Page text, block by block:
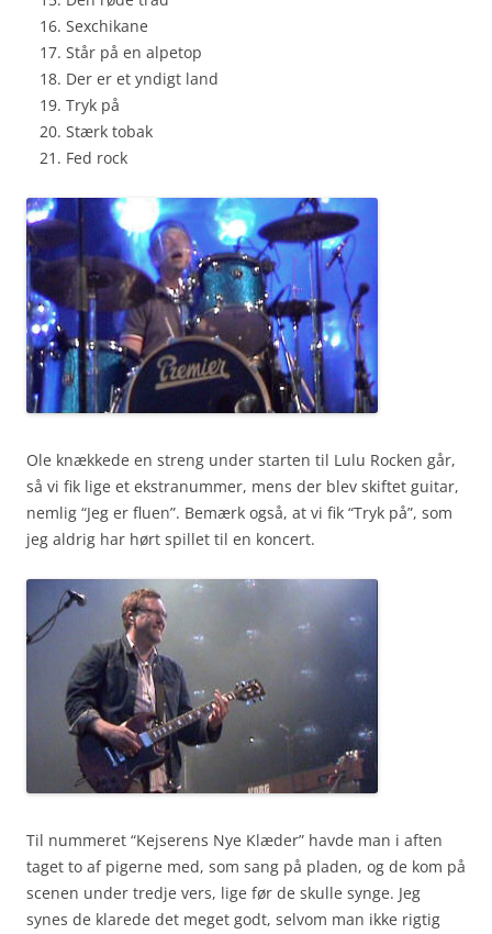
Sexchikane
Står på en alpetop
Der er et yndigt land
Tryk på
Stærk tobak
Fed rock
Ole knækkede en streng under starten til Lulu Rocken går,
så vi fik lige et ekstranummer, mens der blev skiftet guitar,
nemlig “Jeg er fluen”. Bemærk også, at vi fik “Tryk på”, som
jeg aldrig har hørt spillet til en koncert.
Til nummeret “Kejserens Nye Klæder” havde man i aften
taget to af pigerne med, som sang på pladen, og de kom på
scenen under tredje vers, lige før de skulle synge. Jeg
synes de klarede det meget godt, selvom man ikke rigtig